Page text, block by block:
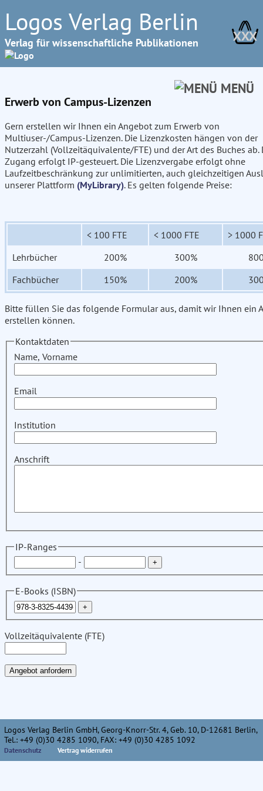
Logos Verlag Berlin
Verlag für wissenschaftliche Publikationen XXX
MENÜ
Erwerb von Campus-Lizenzen
Gern erstellen wir Ihnen ein Angebot zum Erwerb von
Multiuser-/Campus-Lizenzen. Die Lizenzkosten hängen von der
Nutzerzahl (Vollzeitäquivalente/FTE) und der Art des Buches ab.
Zugang erfolgt IP-gesteuert. Die Lizenzvergabe erfolgt ohne
Laufzeitbeschränkung zur unlimitierten, auch gleichzeitigen
unserer Plattform (MyLibrary). Es gelten folgende Preise:
< 100 FTE < 1000 FTE
> 1000
Lehrbücher
200% 300%
Fachbücher
150% 200%
Bitte füllen Sie das folgende Formular aus, damit wir Ihnen ein
erstellen können.
Kontaktdaten
Name, Vorname
Email
Institution
Anschrift
IP-Ranges
-
E-Books (ISBN)
Vollzeitäquivalente (FTE)
Logos Verlag Berlin GmbH, Georg-Knorr-Str. 4, Geb. 10, D-12681 Berlin,
Tel.: +49 (0)30 4285 1090, FAX: +49 (0)30 4285 1092
Datenschutz Vertrag widerrufen